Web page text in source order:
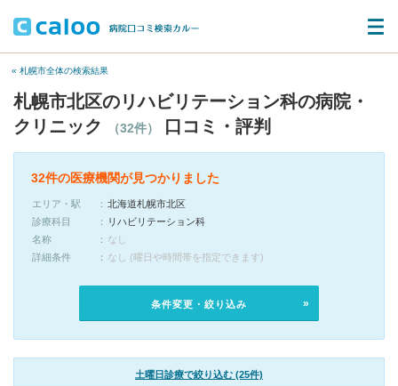
« 札幌市全体の検索結果
札幌市北区のリハビリテーション科の病院・
クリニック
（32件） 口コミ・評判
32件の医療機関が見つかりました
エリア・駅
北海道札幌市北区
診療科目
リハビリテーション科
名称
なし
詳細条件
なし (曜日や時間帯を指定できます)
条件変更・絞り込み
土曜日診療で絞り込む (25件)